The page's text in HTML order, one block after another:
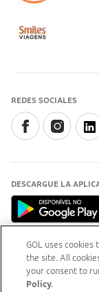
REDES SOCIALES
DESCARGUE LA
INFORMACIÓN
Para
GOL uses
the site. All
your consent to
Policy.